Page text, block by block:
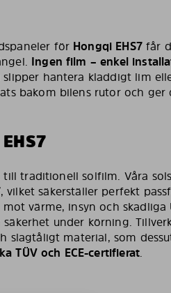
för Hongqi EHS7får
Ingen film – enkel
hantera kladdigt lim
bakom bilens rutor och ger
traditionell solfilm. Våra
, vilket säkerställer perfekt
värme, insyn och skadliga
under körning.
slagtåligt material, som
TÜV och ECE-certifierat.